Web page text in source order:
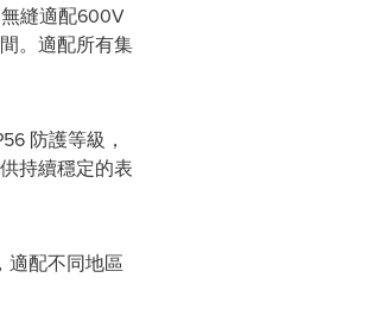
縫適配600V
。適配所有集
防護等級，
持續穩定的表
適配不同地區